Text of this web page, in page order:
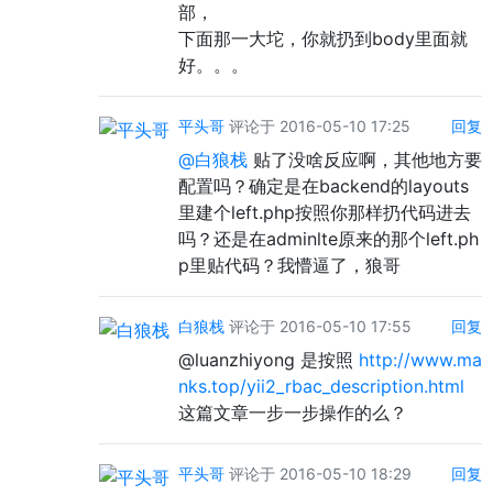
部，
下面那一大坨，你就扔到body里面就
好。。。
平头哥 评论于 2016-05-10 17:25 回复
@白狼栈 贴了没啥反应啊，其他地方要
配置吗？确定是在backend的layouts
里建个left.php按照你那样扔代码进去
吗？还是在adminlte原来的那个left.ph
p里贴代码？我懵逼了，狼哥
白狼栈 评论于 2016-05-10 17:55 回复
@luanzhiyong 是按照 http://www.ma
nks.top/yii2_rbac_description.html
这篇文章一步一步操作的么？
平头哥 评论于 2016-05-10 18:29 回复